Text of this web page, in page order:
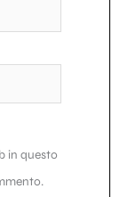
in questo